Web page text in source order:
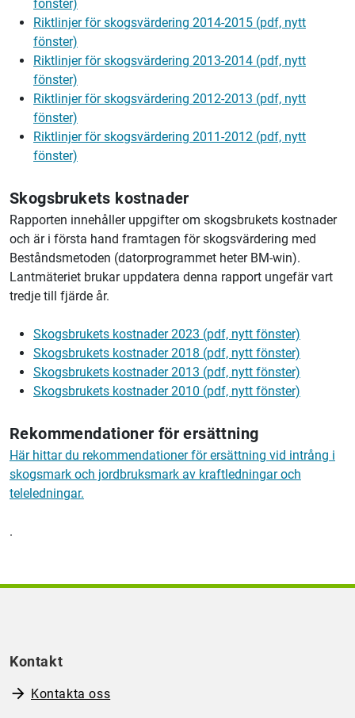
fönster)
Riktlinjer för skogsvärdering 2014-2015 (pdf, nytt
fönster)
Riktlinjer för skogsvärdering 2013-2014 (pdf, nytt
fönster)
Riktlinjer för skogsvärdering 2012-2013 (pdf, nytt
fönster)
Riktlinjer för skogsvärdering 2011-2012 (pdf, nytt
fönster)
Skogsbrukets kostnader
Rapporten innehåller uppgifter om skogsbrukets kostnader
och är i första hand framtagen för skogsvärdering med
Beståndsmetoden (datorprogrammet heter BM-win).
Lantmäteriet brukar uppdatera denna rapport ungefär vart
tredje till fjärde år.
Skogsbrukets kostnader 2023 (pdf, nytt fönster)
Skogsbrukets kostnader 2018 (pdf, nytt fönster)
Skogsbrukets kostnader 2013 (pdf, nytt fönster)
Skogsbrukets kostnader 2010 (pdf, nytt fönster)
Rekommendationer för ersättning
Här hittar du rekommendationerför ersättning vid intrång i
skogsmark och jordbruksmark av kraftledningar och
teleledningar.
.
Kontakt
Kontakta oss